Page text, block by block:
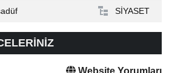
SİYASET
Website Yorumları